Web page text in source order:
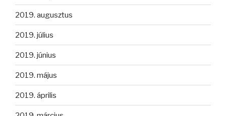
2019. augusztus
2019. július
2019. június
2019. május
2019. április